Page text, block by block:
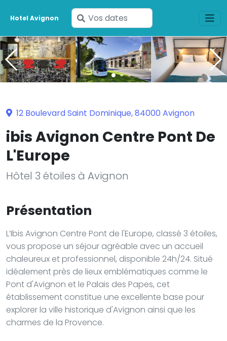
Hotel Avignon
Saisissez
vos
dates
12 Boulevard Saint Dominique, 84000 Avignon
ibis Avignon Centre Pont De
L'Europe
Hôtel 3 étoiles à Avignon
Présentation
L’Ibis Avignon Centre Pont de l'Europe, classé 3 étoiles,
vous propose un séjour agréable avec un accueil
chaleureux et professionnel, disponible 24h/24. Situé
idéalement près de lieux emblématiques comme le
Pont d'Avignon et le Palais des Papes, cet
établissement constitue une excellente base pour
explorer la ville historique d'Avignon ainsi que les
charmes de la Provence.